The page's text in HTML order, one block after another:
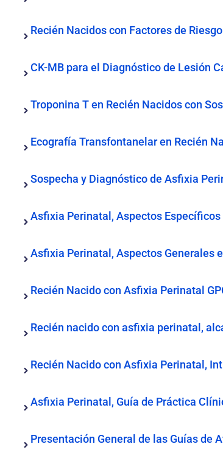
Recién Nacidos con Factores de
CK-MB para el Diagnóstico de Lesión
Troponina T en Recién Nacidos con
Ecografía Transfontanelar en Recién
Sospecha y Diagnóstico de Asfixia
Asfixia Perinatal, Aspectos
Asfixia Perinatal, Aspectos Generales
Recién Nacido con Asfixia Perinatal
Recién nacido con asfixia perinatal,
Recién Nacido con Asfixia Perinatal,
Asfixia Perinatal, Guía de Práctica
Presentación General de las Guías de